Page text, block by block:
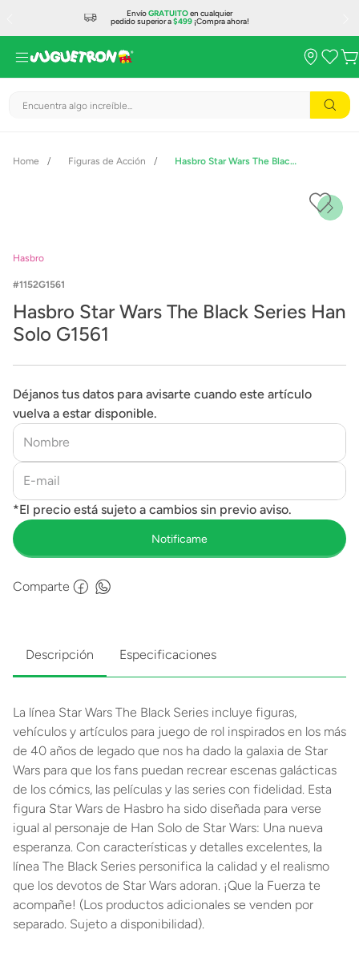
EnvíoGRATUITOen cualquier
pedido superior a$499¡Compra ahora!
Encuentra algo increíble...
Figuras de Acción Hasbro Star Wars The Black Series Han Solo G1561
Hasbro
1152G1561
Hasbro Star Wars The Black Series Han
Solo G1561
Déjanos tus datos para avisarte cuando este artículo
vuelva a estar disponible.
Comparte
Descripción Especificaciones
La línea Star Wars The Black Series incluye figuras,
vehículos y artículos para juego de rol inspirados en los más
de 40 años de legado que nos ha dado la galaxia de Star
Wars para que los fans puedan recrear escenas galácticas
de los cómics, las películas y las series con fidelidad. Esta
figura Star Wars de Hasbro ha sido diseñada para verse
igual al personaje de Han Solo de Star Wars: Una nueva
esperanza. Con características y detalles excelentes, la
línea The Black Series personifica la calidad y el realismo
que los devotos de Star Wars adoran. ¡Que la Fuerza te
acompañe! (Los productos adicionales se venden por
separado. Sujeto a disponibilidad).